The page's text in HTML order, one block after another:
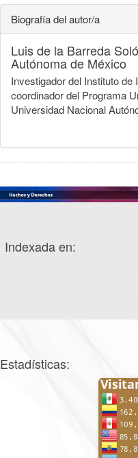
Biografía del autor/a
Luis de la Barreda
Autónoma de México
Investigador del Instituto
coordinador del Programa
Universidad Nacional
Indexada en:
Estadísticas: